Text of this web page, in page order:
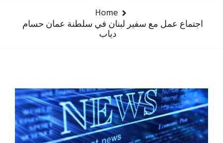
Home
اجتماع عمل مع سفير لبنان في سلطنة عمان حسام
دياب